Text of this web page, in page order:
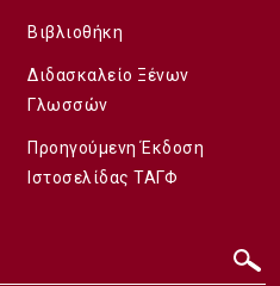
Βιβλιοθήκη
Διδασκαλείο Ξένων
Γλωσσών
Προηγούμενη Έκδοση
Ιστοσελίδας ΤΑΓΦ